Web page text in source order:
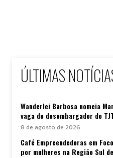
ÚLTIMAS
Wanderlei Barbosa nomeia
vaga de desembargador do
8 de agosto de 2026
Café Empreendedoras em
por mulheres na Região Sul